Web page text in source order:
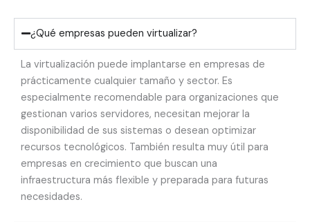
¿Qué empresas pueden virtualizar?
La virtualización puede implantarse en empresas de
prácticamente cualquier tamaño y sector. Es
especialmente recomendable para organizaciones que
gestionan varios servidores, necesitan mejorar la
disponibilidad de sus sistemas o desean optimizar
recursos tecnológicos. También resulta muy útil para
empresas en crecimiento que buscan una
infraestructura más flexible y preparada para futuras
necesidades.